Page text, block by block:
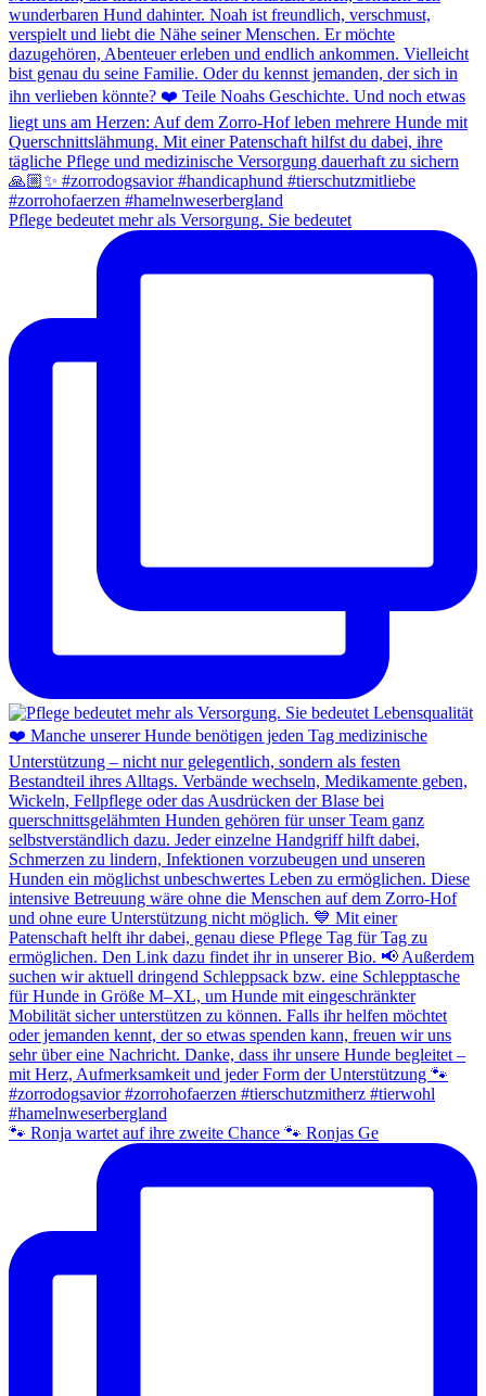
Pflege bedeutet mehr als Versorgung. Sie bedeutet
🐾 Ronja wartet auf ihre zweite Chance 🐾 Ronjas Ge